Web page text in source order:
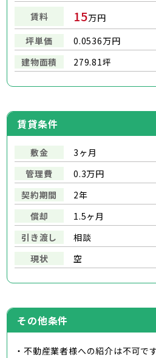
賃料 15万円
坪単価
0.0536万円
建物面積
279.81坪
賃貸条件
敷金
3ヶ月
管理費
0.3万円
契約期間
2年
償却
1.5ヶ月
引き渡し
相談
現状
空
その他条件
・不動産業者様への紹介は不可で